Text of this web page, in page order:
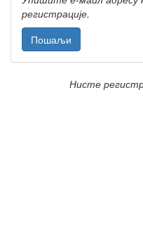
регистрације.
Нисте